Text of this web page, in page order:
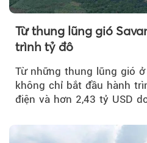
Từ thung lũng gió
trình tỷ đô
Từ những thung lũng gió ở
không chỉ bắt đầu hành
điện và hơn 2,43 tỷ USD